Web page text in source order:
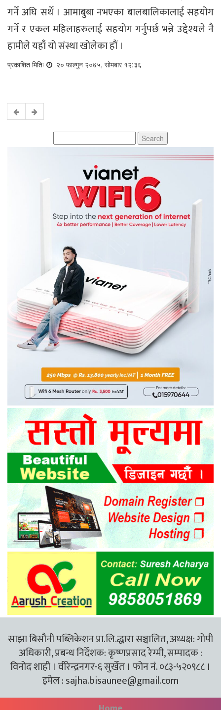
गर्ने अघि सर्थें । आमाबुबा नभएका बालबालिकालाई सहयोग
गर्ने र एकल महिलाहरुलाई सहयोग गर्नुपर्छ भन्ने उद्देश्यले नै
हामीले यहाँ यो संस्था खोलेका हौं ।
प्रकाशित मितिः २० फाल्गुन २०७५, सोमबार १२:३६
for:
साझा बिसौनी पब्लिकेशन प्रा.लि.द्धारा सञ्चालित, अध्यक्ष: गोपी
अधिकारी, प्रबन्ध निर्देशक: कृष्णप्रसाद रेग्मी, सम्पादक :
विनोद शाही । वीरेन्द्रनगर-६ सुर्खेत । फोन नं. ०८३-५२०९८८ ।
इमेल :sajha.bisaunee@gmail.com